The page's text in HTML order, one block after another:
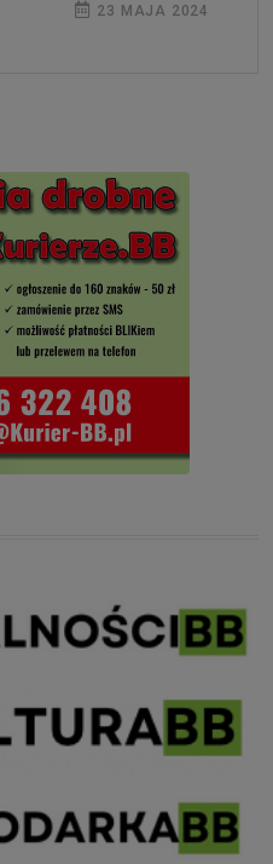
23 MAJA 2024